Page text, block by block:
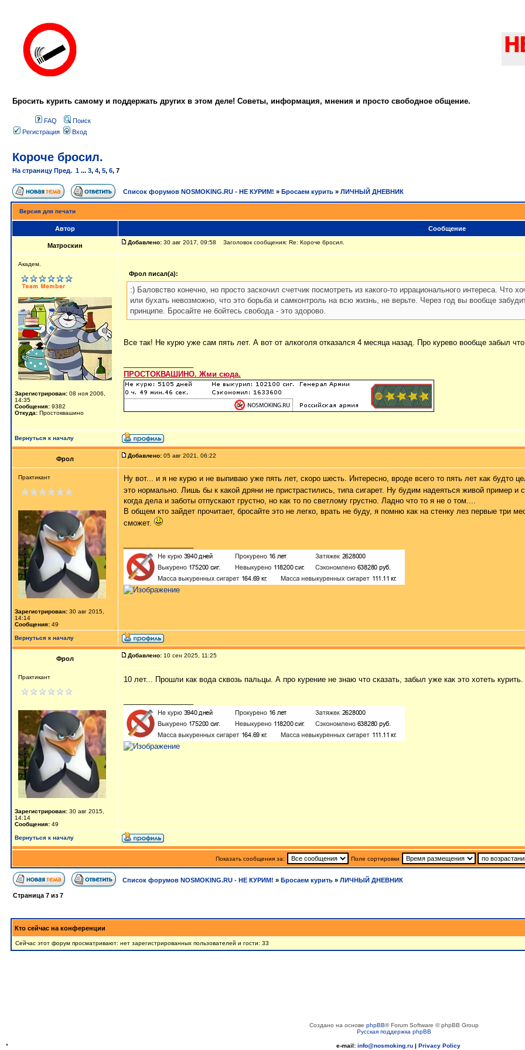
Бросить курить самому и поддержать других в этом деле! Советы, информация, мнения и просто свободное общение.
FAQ
Поиск
Регистрация
Вход
Короче бросил.
На страницу Пред. 1 ... 3, 4, 5, 6, 7
Список форумов NOSMOKING.RU - НЕ КУРИМ! » Бросаем курить » ЛИЧНЫЙ ДНЕВНИК
Версия для печати
Автор Сообщение
Матроскин Добавлено: 30 авг 2017, 09:58 Заголовок сообщения: Re: Короче бросил.
Aкaдeм.
Зарегистрирован: 08 ноя 2006,
14:35
Сообщения: 9382
Откуда: Простоквашино
Фрол писал(а):
:) Баловство конечно, но просто заскочил счетчик посмотреть из какого-то иррационального интереса. Что
или бухать невозможно, что это борьба и самконтроль на всю жизнь, не верьте. Через год вы вообще
принципе. Бросайте не бойтесь свобода - это здорово.
Все так! Не курю уже сам пять лет. А вот от алкоголя отказался 4 месяца назад. Про курево вообще забыл
ПРОСТОКВАШИНО. Жми сюда.
Вернуться к началу
Фрол Добавлено: 05 авг 2021, 06:22
Практикант
Зарегистрирован: 30 авг 2015,
14:14
Сообщения: 49
Ну вот... и я не курю и не выпиваю уже пять лет, скоро шесть. Интересно, вроде всего то пять лет как
это нормально. Лишь бы к какой дряни не пристрастились, типа сигарет. Ну будим надеяться живой пример и
когда дела и заботы отпускают грустно, но как то по светлому грустно. Ладно что то я не о том....
В общем кто зайдет прочитает, бросайте это не легко, врать не буду, я помню как на стенку лез первые три
сможет.
Вернуться к началу
Фрол Добавлено: 10 сен 2025, 11:25
Практикант
Зарегистрирован: 30 авг 2015,
14:14
Сообщения: 49
10 лет... Прошли как вода сквозь пальцы. А про курение не знаю что сказать, забыл уже как это хотеть курить.
Вернуться к началу
Показать сообщения за: Поле сортировки
Список форумов NOSMOKING.RU - НЕ КУРИМ! » Бросаем курить » ЛИЧНЫЙ ДНЕВНИК
Страница 7 из 7
Кто сейчас на конференции
Сейчас этот форум просматривают: нет зарегистрированных пользователей и гости: 33
Создано на основе phpBB® Forum Software © phpBB Group
Русская поддержка phpBB
* e-mail: info@nosmoking.ru | Privacy Policy